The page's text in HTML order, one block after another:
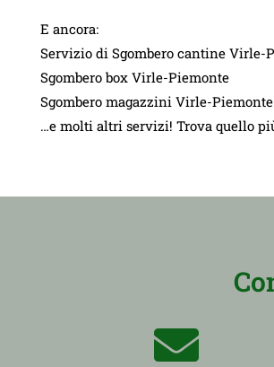
E ancora:
Servizio di Sgombero cantine Virle-
Sgombero box Virle-Piemonte
Sgombero magazzini Virle-Piemonte
…e molti altri servizi! Trova quello